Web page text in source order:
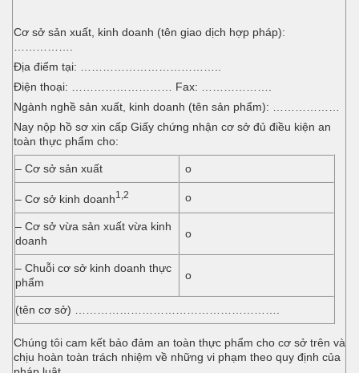
Cơ sở sản xuất, kinh doanh (tên giao dịch hợp pháp):
…………….
Địa điểm tại: ………………………………..
Điện thoại: ……………………… Fax: ……………….
Ngành nghề sản xuất, kinh doanh (tên sản phẩm): ………………
Nay nộp hồ sơ xin cấp Giấy chứng nhận cơ sở đủ điều kiện an
toàn thực phẩm cho:
– Cơ sở sản xuất o
– Cơ sở kinh doanh1,2 o
– Cơ sở vừa sản xuất vừa kinh
doanh
o
– Chuỗi cơ sở kinh doanh thực
phẩm
o
(tên cơ sở) ……………………………………………….
Chúng tôi cam kết bảo đảm an toàn thực phẩm cho cơ sở trên và
chịu hoàn toàn trách nhiệm về những vi phạm theo quy định của